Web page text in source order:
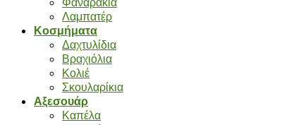
Λαμπατέρ
Κοσμήματα
Δαχτυλίδια
Βραχιόλια
Κολιέ
Σκουλαρίκια
Αξεσουάρ
Καπέλα